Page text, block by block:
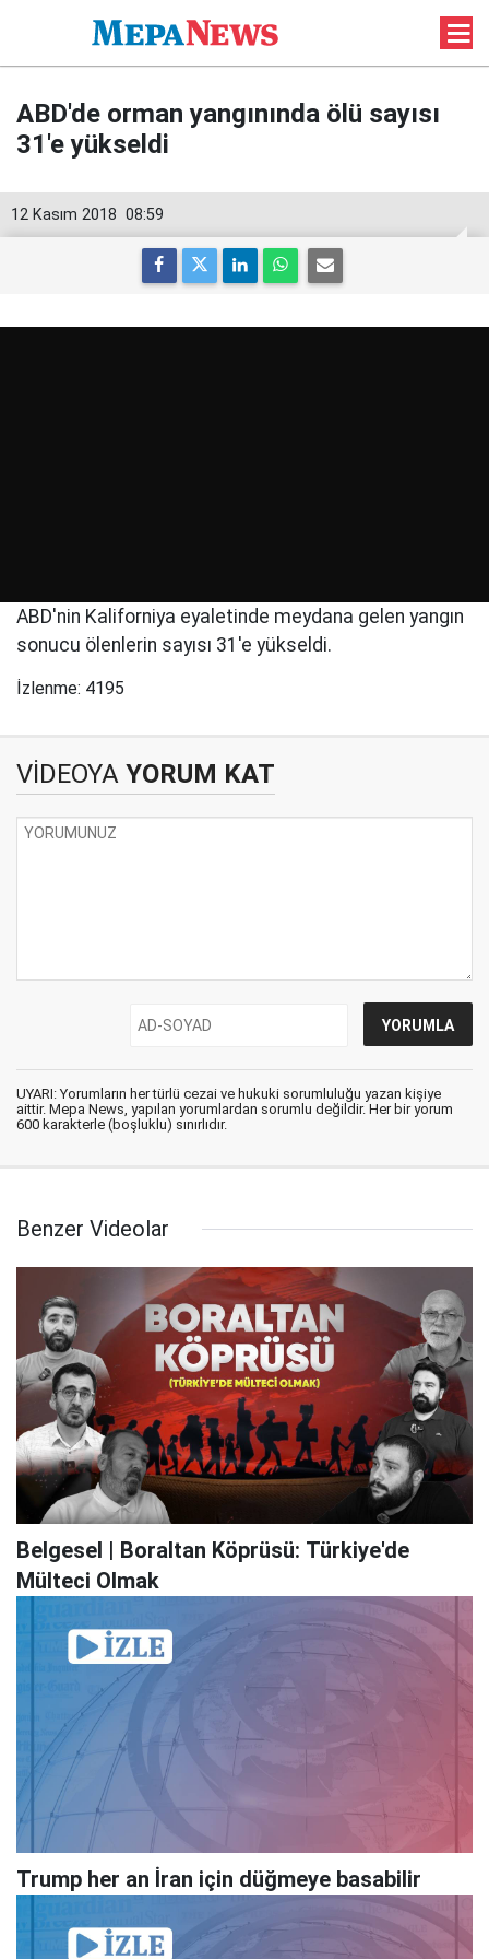
ABD'de orman yangınında ölü sayısı
31'e yükseldi
08:59
12 Kasım 2018
ABD'nin Kaliforniya eyaletinde meydana gelen yangın
sonucu ölenlerin sayısı 31'e yükseldi.
İzlenme: 4195
VİDEOYA YORUM KAT
UYARI: Yorumların her türlü cezai ve hukuki sorumluluğu yazan kişiye
aittir. Mepa News, yapılan yorumlardan sorumlu değildir. Her bir yorum
600 karakterle (boşluklu) sınırlıdır.
Benzer Videolar
Belgesel | Boraltan Köprüsü: Türkiye'de
Mülteci Olmak
Trump her an İran için düğmeye basabilir